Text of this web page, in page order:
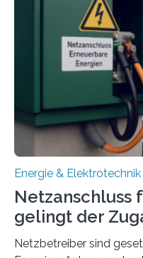
Konzepten zur
sektorübergreifend
Projekt startete am 15.
von drei Jahren und ein
Millionen Euro, wovon
Ministerium für Umwelt,
Energie & Elektrotechnik
Netzanschluss
gelingt der
Netzbetreiber sind